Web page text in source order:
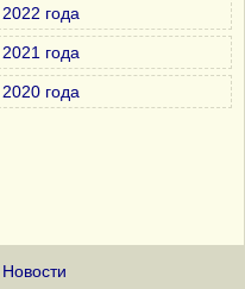
года
года
года
Новости